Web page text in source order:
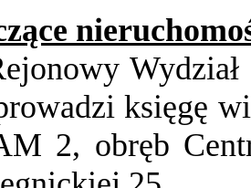
księgę
2, obręb